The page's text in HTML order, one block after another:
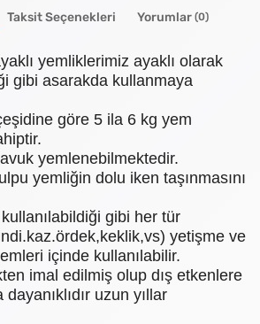
Taksit Seçenekleri Yorumlar (0)
yemliklerimiz ayaklı olarak
gibi asarakda kullanmaya
göre 5 ila 6 kg yem
yemlenebilmektedir.
yemliğin dolu iken taşınmasını
gibi her tür
yetişme ve
içinde kullanılabilir.
imal edilmiş olup dış etkenlere
dayanıklıdır uzun yıllar